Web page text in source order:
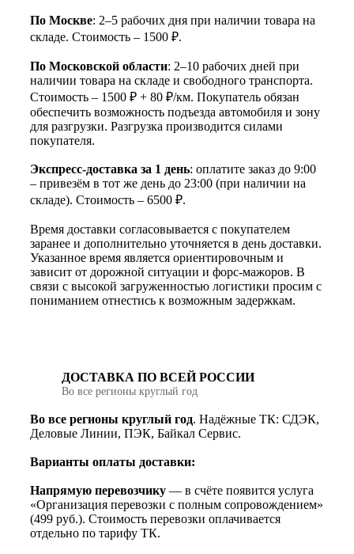
По Москве: 2–5 рабочих дня при наличии товара на
складе. Стоимость – 1500 ₽.
По Московской области: 2–10 рабочих дней при
наличии товара на складе и свободного транспорта.
Стоимость – 1500 ₽ + 80 ₽/км. Покупатель обязан
обеспечить возможность подъезда автомобиля и зону
для разгрузки. Разгрузка производится силами
покупателя.
Экспресс-доставка за 1 день: оплатите заказ до 9:00
– привезём в тот же день до 23:00 (при наличии на
складе). Стоимость – 6500 ₽.
Время доставки согласовывается с покупателем
заранее и дополнительно уточняется в день доставки.
Указанное время является ориентировочным и
зависит от дорожной ситуации и форс-мажоров. В
связи с высокой загруженностью логистики просим с
пониманием отнестись к возможным задержкам.
ДОСТАВКА ПО ВСЕЙ РОССИИ
Во все регионы круглый год
Во все регионы круглый год. Надёжные ТК: СДЭК,
Деловые Линии, ПЭК, Байкал Сервис.
Варианты оплаты доставки:
Напрямую перевозчику — в счёте появится услуга
«Организация перевозки с полным сопровождением»
(499 руб.). Стоимость перевозки оплачивается
отдельно по тарифу ТК.